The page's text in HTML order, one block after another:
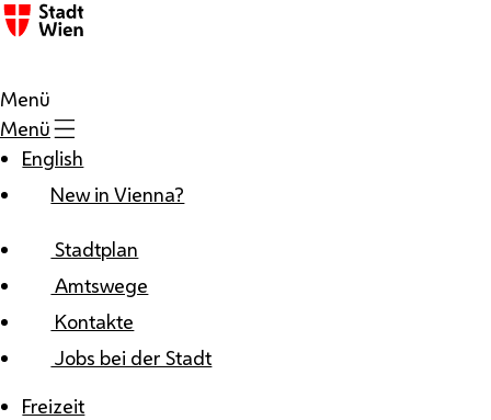
Zum Inhalt
Menü
Menü
English
New in Vienna?
Stadtplan
Amtswege
Kontakte
Jobs bei der Stadt
Freizeit